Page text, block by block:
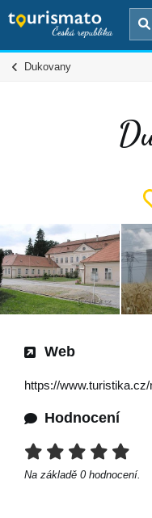
Dukovany
Web
https://
Hodnocení
Na základě 0 hodnocení.